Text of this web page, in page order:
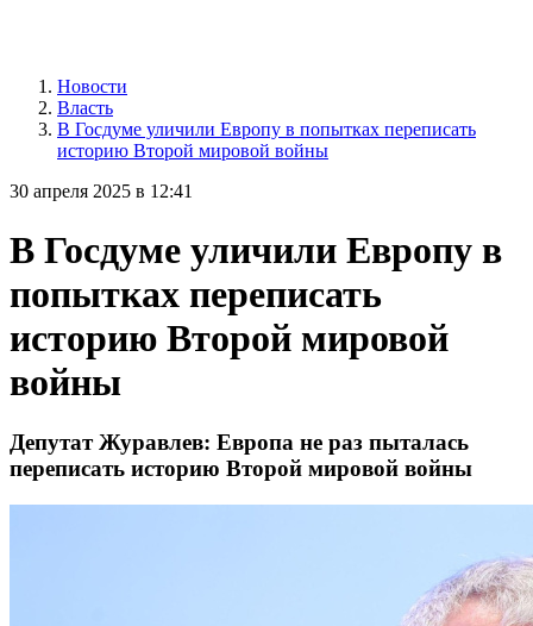
Новости
Власть
В Госдуме уличили Европу в попытках переписать
историю Второй мировой войны
30 апреля 2025 в 12:41
В Госдуме уличили Европу в
попытках переписать
историю Второй мировой
войны
Депутат Журавлев: Европа не раз пыталась
переписать историю Второй мировой войны